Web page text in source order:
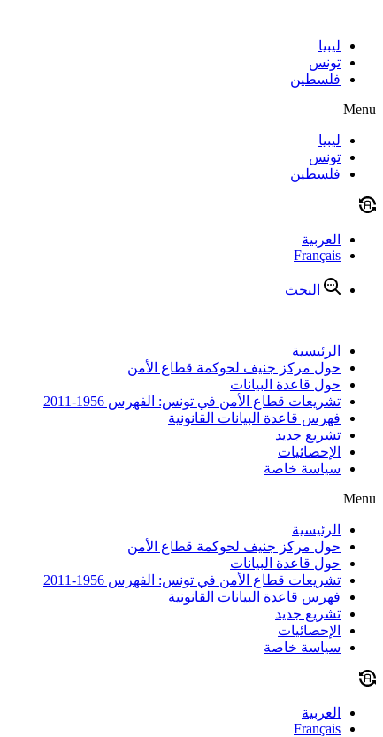
contentليبيا
تونس
فلسطين
Menu
ليبيا
تونس
فلسطين
العربية
Français
البحث
الرئيسية
حول مركز جنيف لحوكمة قطاع الأمن
حول قاعدة البيانات
تشريعات قطاع الأمن في تونس: الفهرس 1956-2011
فهرس قاعدة البيانات القانونية
تشريع جديد
الإحصائيات
سياسة خاصة
Menu
الرئيسية
حول مركز جنيف لحوكمة قطاع الأمن
حول قاعدة البيانات
تشريعات قطاع الأمن في تونس: الفهرس 1956-2011
فهرس قاعدة البيانات القانونية
تشريع جديد
الإحصائيات
سياسة خاصة
العربية
Français